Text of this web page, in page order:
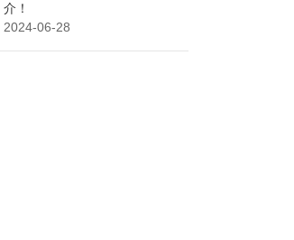
介！
2024-06-28